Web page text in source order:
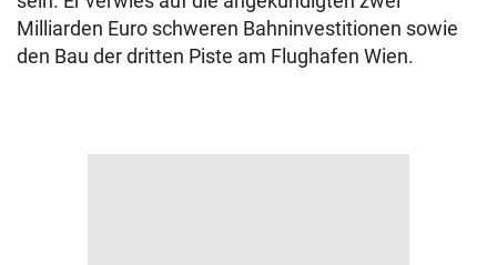
Milliarden Euro schweren Bahninvestitionen sowie
den Bau der dritten Piste am Flughafen Wien.